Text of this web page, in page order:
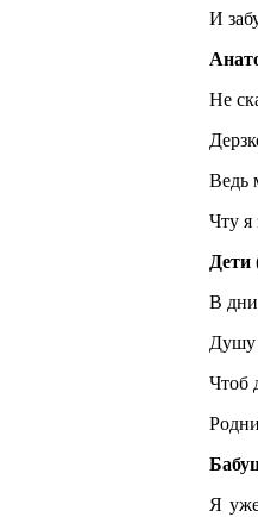
И
Не
Ведь
Чту я
Дети
В дни
Душу
Чтоб
Я